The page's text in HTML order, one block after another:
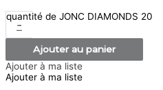
-
quantité de JONC DIAMONDS 20
Ajouter au panier
Ajouter à ma liste
Ajouter à ma liste